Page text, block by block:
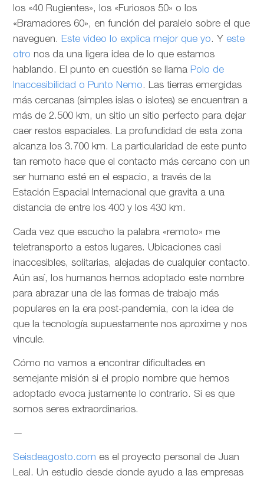
los «40 Rugientes», los «Furiosos 50» o los
«Bramadores 60», en función del paralelo sobre el que
naveguen. Este video lo explica mejor que yo. Y este
otro nos da una ligera idea de lo que estamos
hablando. El punto en cuestión se llama Polo de
Inaccesibilidad o Punto Nemo. Las tierras emergidas
más cercanas (simples islas o islotes) se encuentran a
más de 2.500 km, un sitio un sitio perfecto para dejar
caer restos espaciales. La profundidad de esta zona
alcanza los 3.700 km. La particularidad de este punto
tan remoto hace que el contacto más cercano con un
ser humano esté en el espacio, a través de la
Estación Espacial Internacional que gravita a una
distancia de entre los 400 y los 430 km.
Cada vez que escucho la palabra «remoto» me
teletransporto a estos lugares. Ubicaciones casi
inaccesibles, solitarias, alejadas de cualquier contacto.
Aún así, los humanos hemos adoptado este nombre
para abrazar una de las formas de trabajo más
populares en la era post-pandemia, con la idea de
que la tecnología supuestamente nos aproxime y nos
vincule.
Cómo no vamos a encontrar dificultades en
semejante misión si el propio nombre que hemos
adoptado evoca justamente lo contrario. Si es que
somos seres extraordinarios.
—
Seisdeagosto.com es el proyecto personal de Juan
Leal. Un estudio desde donde ayudo a las empresas